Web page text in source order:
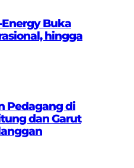
Buka
hingga
Pedagang di
dan Garut